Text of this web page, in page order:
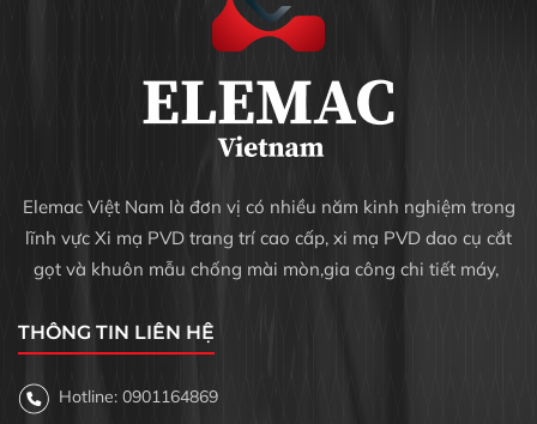
Elemac Việt Nam là đơn vị có nhiều năm kinh nghiệm trong
lĩnh vực Xi mạ PVD trang trí cao cấp, xi mạ PVD dao cụ cắt
gọt và khuôn mẫu chống mài mòn,gia công chi tiết máy,
THÔNG TIN LIÊN HỆ
Hotline: 0901164869